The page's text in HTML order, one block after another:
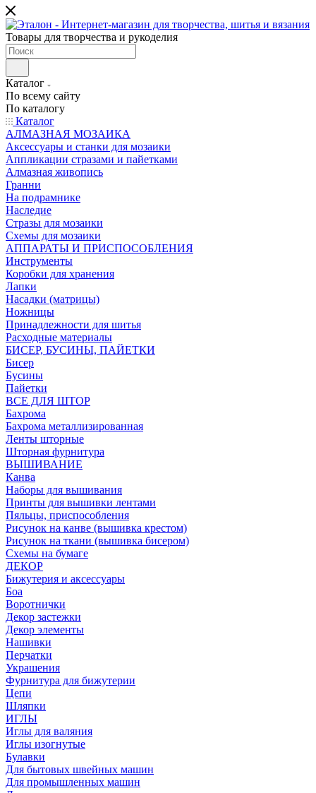
Товары для творчества и рукоделия
Каталог
По всему сайту
По каталогу
Каталог
АЛМАЗНАЯ МОЗАИКА
Аксессуары и станки для мозаики
Аппликации стразами и пайетками
Алмазная живопись
Гранни
На подрамнике
Наследие
Стразы для мозаики
Схемы для мозаики
АППАРАТЫ И ПРИСПОСОБЛЕНИЯ
Инструменты
Коробки для хранения
Лапки
Насадки (матрицы)
Ножницы
Принадлежности для шитья
Расходные материалы
БИСЕР, БУСИНЫ, ПАЙЕТКИ
Бисер
Бусины
Пайетки
ВСЕ ДЛЯ ШТОР
Бахрома
Бахрома металлизированная
Ленты шторные
Шторная фурнитура
ВЫШИВАНИЕ
Канва
Наборы для вышивания
Принты для вышивки лентами
Пяльцы, приспособления
Рисунок на канве (вышивка крестом)
Рисунок на ткани (вышивка бисером)
Схемы на бумаге
ДЕКОР
Бижутерия и аксессуары
Боа
Воротнички
Декор застежки
Декор элементы
Нашивки
Перчатки
Украшения
Фурнитура для бижутерии
Цепи
Шляпки
ИГЛЫ
Иглы для валяния
Иглы изогнутые
Булавки
Для бытовых швейных машин
Для промышленных машин